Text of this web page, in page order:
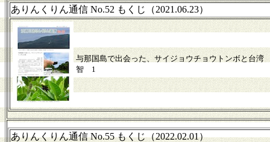
ありんくりん通信 No.52 もくじ（2021.06.23）
与那国島で出会った、サイジョウチョウトンボと台
智 1
ありんくりん通信 No.55 もくじ（2022.02.01）